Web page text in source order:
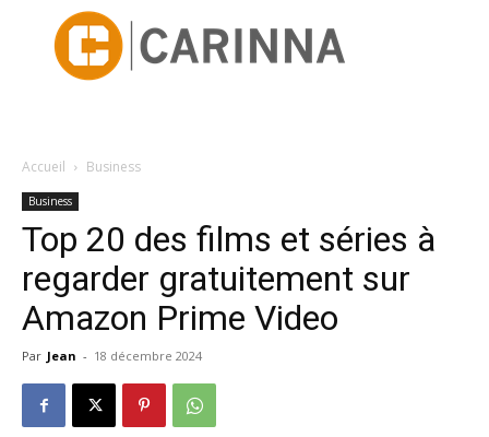
Accueil Business
Business
Top 20 des films et séries à
regarder gratuitement sur
Amazon Prime Video
Par Jean - 18 décembre 2024